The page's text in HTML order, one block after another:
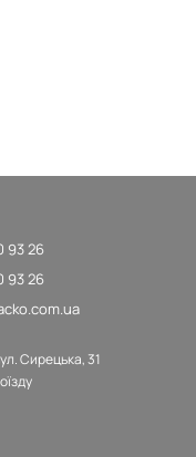
93 26
93 26
Сирецька, 31